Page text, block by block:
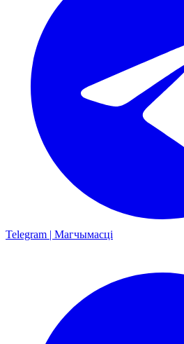
Telegram | Магчымасці